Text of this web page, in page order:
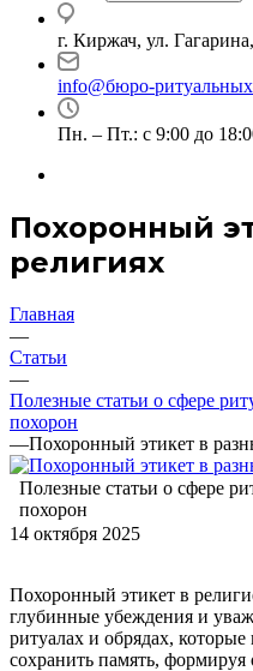
г. Киржач, ул.
info@бюро-
Пн. – Пт.: с 9:00 до
Похоронный
религиях
Главная
—
Статьи
—
Полезные статьи о сфере
похорон
—Похоронный этикет в
Полезные статьи о сфере
похорон
14 октября 2025
Похоронный этикет в
глубинные убеждения и
ритуалах и обрядах,
сохранить память,